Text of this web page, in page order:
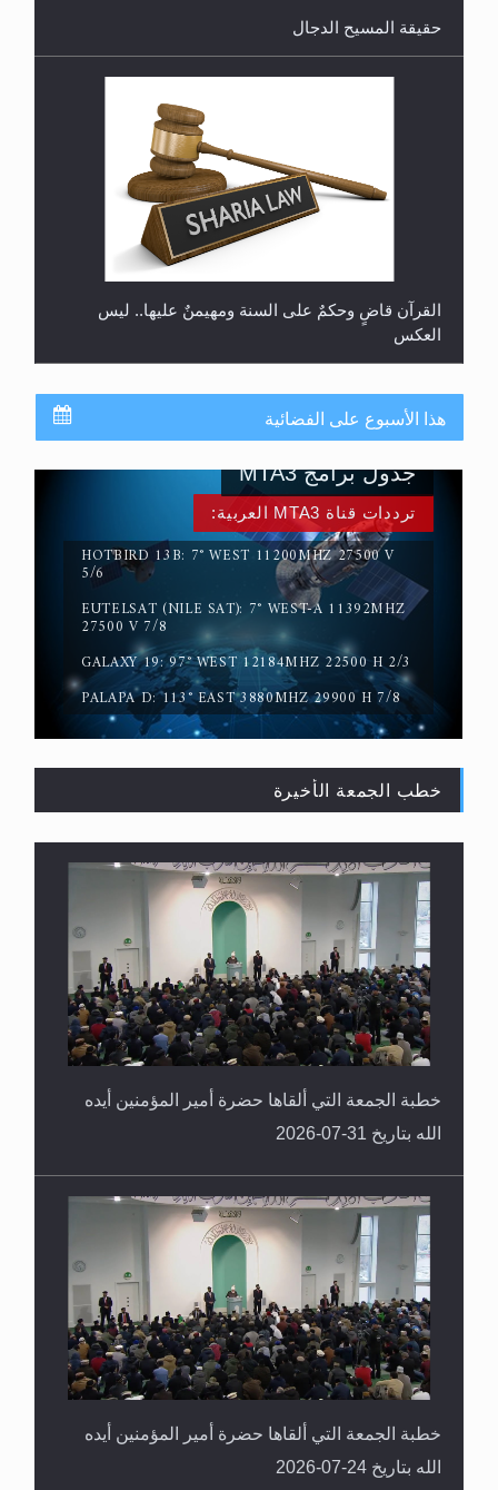
حقيقة المسيح الدجال
القرآن قاضٍ وحكمٌ على السنة ومهيمنٌ عليها.. ليس
العكس
لا ناسخ ولا منسوخ في القرآن الكريم
المفهوم الحقيقي للجهاد الإسلامي..
هذا الأسبوع على الفضائية
ترددات قناة MTA3 العربية:
HOTBIRD 13B: 7° WEST 11200MHZ 27500 V
5/6
EUTELSAT (NILE SAT): 7° WEST-A 11392MHZ
27500 V 7/8
GALAXY 19: 97° WEST 12184MHZ 22500 H 2/3
PALAPA D: 113° EAST 3880MHZ 29900 H 7/8
جدول برامج MTA3
خطب الجمعة الأخيرة
خطبة الجمعة التي ألقاها حضرة أمير المؤمنين أيده
الله بتاريخ 31-07-2026
خطبة الجمعة التي ألقاها حضرة أمير المؤمنين أيده
الله بتاريخ 24-07-2026